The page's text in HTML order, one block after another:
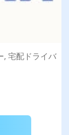
, 宅配ドライバ